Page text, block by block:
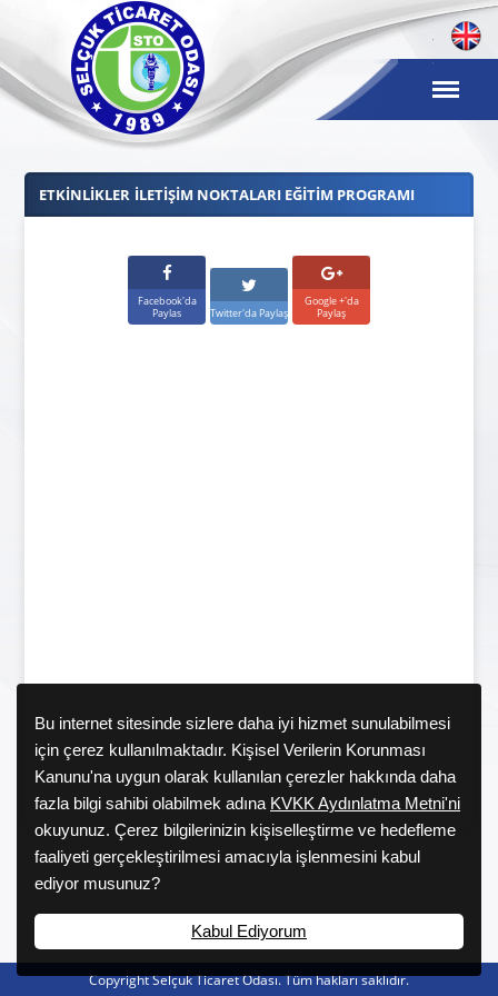
ETKINLIKLER İLETIŞIM NOKTALARI EĞITIM PROGRAMI
Facebook'da
Paylas
Twitter'da Paylaş
Google +'da
Paylaş
Copyright Selçuk Ticaret Odası. Tüm hakları saklıdır.
Bu internet sitesinde sizlere daha iyi hizmet sunulabilmesi
için çerez kullanılmaktadır. Kişisel Verilerin Korunması
Kanunu'na uygun olarak kullanılan çerezler hakkında daha
fazla bilgi sahibi olabilmek adına KVKK Aydınlatma Metni'ni
okuyunuz. Çerez bilgilerinizin kişiselleştirme ve hedefleme
faaliyeti gerçekleştirilmesi amacıyla işlenmesini kabul
ediyor musunuz?
Kabul Ediyorum